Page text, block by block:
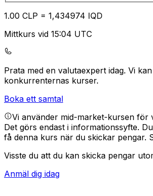
1.00 CLP = 1,434974 IQD
Mittkurs vid 15:04 UTC
Prata med en valutaexpert idag. Vi
konkurrenternas kurser.
Boka ett samtal
Vi använder mid-market-kursen för
Det görs endast i informationssyfte.
få denna kurs när du skickar pengar.
Visste du att du kan skicka pengar
Anmäl dig idag